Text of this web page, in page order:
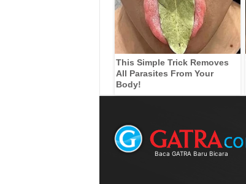
This Simple Trick Removes
All Parasites From Your
Body!
Baca GATRA Baru Bicara